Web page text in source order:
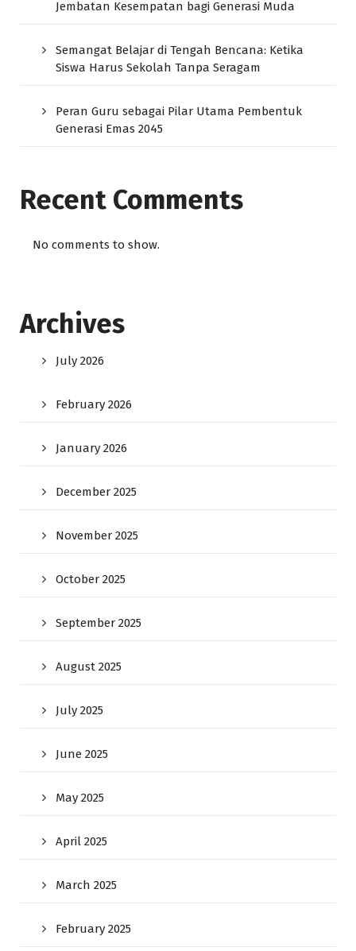
Jembatan Kesempatan bagi Generasi Muda
Semangat Belajar di Tengah Bencana: Ketika
Siswa Harus Sekolah Tanpa Seragam
Peran Guru sebagai Pilar Utama Pembentuk
Generasi Emas 2045
Recent Comments
No comments to show.
Archives
July 2026
February 2026
January 2026
December 2025
November 2025
October 2025
September 2025
August 2025
July 2025
June 2025
May 2025
April 2025
March 2025
February 2025